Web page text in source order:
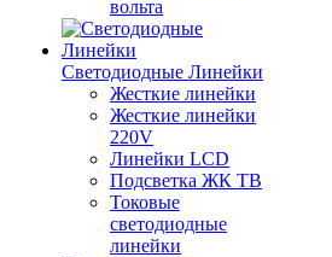
вольта
Светодиодные Линейки
Жесткие линейки
Жесткие линейки
220V
Линейки LCD
Подсветка ЖК ТВ
Токовые
светодиодные
линейки